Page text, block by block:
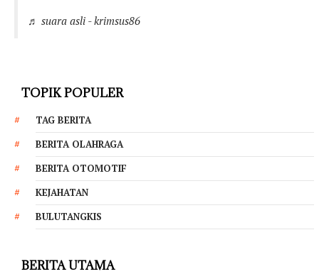
♬ suara asli - krimsus86
TOPIK POPULER
TAG BERITA
BERITA OLAHRAGA
BERITA OTOMOTIF
KEJAHATAN
BULUTANGKIS
BERITA UTAMA